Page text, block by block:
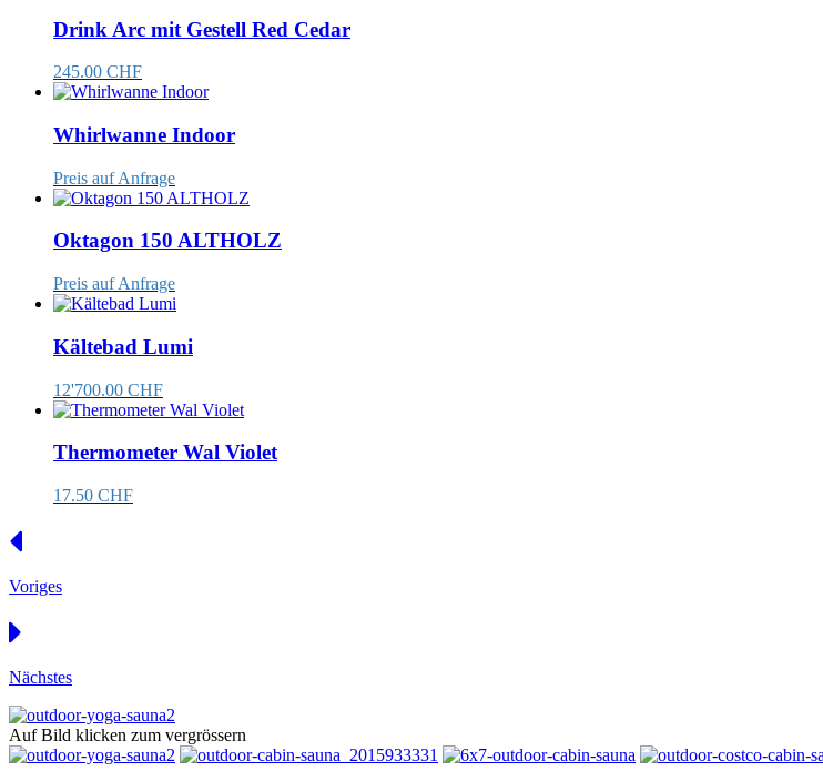
Drink Arc mit Gestell Red Cedar
245.00 CHF
Whirlwanne Indoor
Preis auf Anfrage
Oktagon 150 ALTHOLZ
Preis auf Anfrage
Kältebad Lumi
12'700.00 CHF
Thermometer Wal Violet
17.50 CHF
Voriges
Nächstes
Auf Bild klicken zum vergrössern